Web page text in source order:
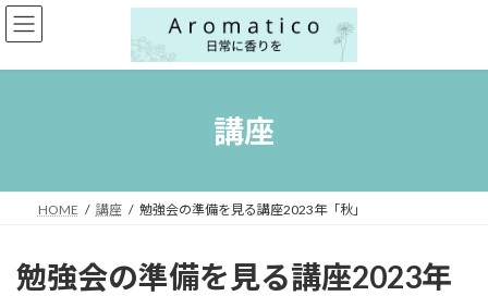
コ
ン
ン
ナ
ビ
ー
講座
HOME 講座 勉強会の準備を見る講座2023年「秋」
勉強会の準備を見る講座2023年